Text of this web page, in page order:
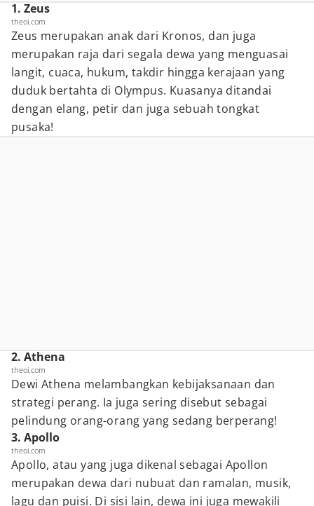
1. Zeus
theoi.com
Zeus merupakan anak dari Kronos, dan juga
merupakan raja dari segala dewa yang menguasai
langit, cuaca, hukum, takdir hingga kerajaan yang
duduk bertahta di Olympus. Kuasanya ditandai
dengan elang, petir dan juga sebuah tongkat
pusaka!
2. Athena
theoi.com
Dewi Athena melambangkan kebijaksanaan dan
strategi perang. Ia juga sering disebut sebagai
pelindung orang-orang yang sedang berperang!
3. Apollo
theoi.com
Apollo, atau yang juga dikenal sebagai Apollon
merupakan dewa dari nubuat dan ramalan, musik,
lagu dan puisi. Di sisi lain, dewa ini juga mewakili